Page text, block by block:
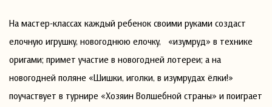
На мастер-классах каждый ребенок своими руками создаст
елочную игрушку, новогоднюю елочку, «изумруд» в технике
оригами; примет участие в новогодней лотереи; а на
новогодней поляне «Шишки, иголки, в изумрудах ёлки!»
поучаствует в турнире «Хозяин Волшебной страны» и поиграет